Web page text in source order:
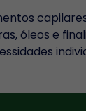
óleos e